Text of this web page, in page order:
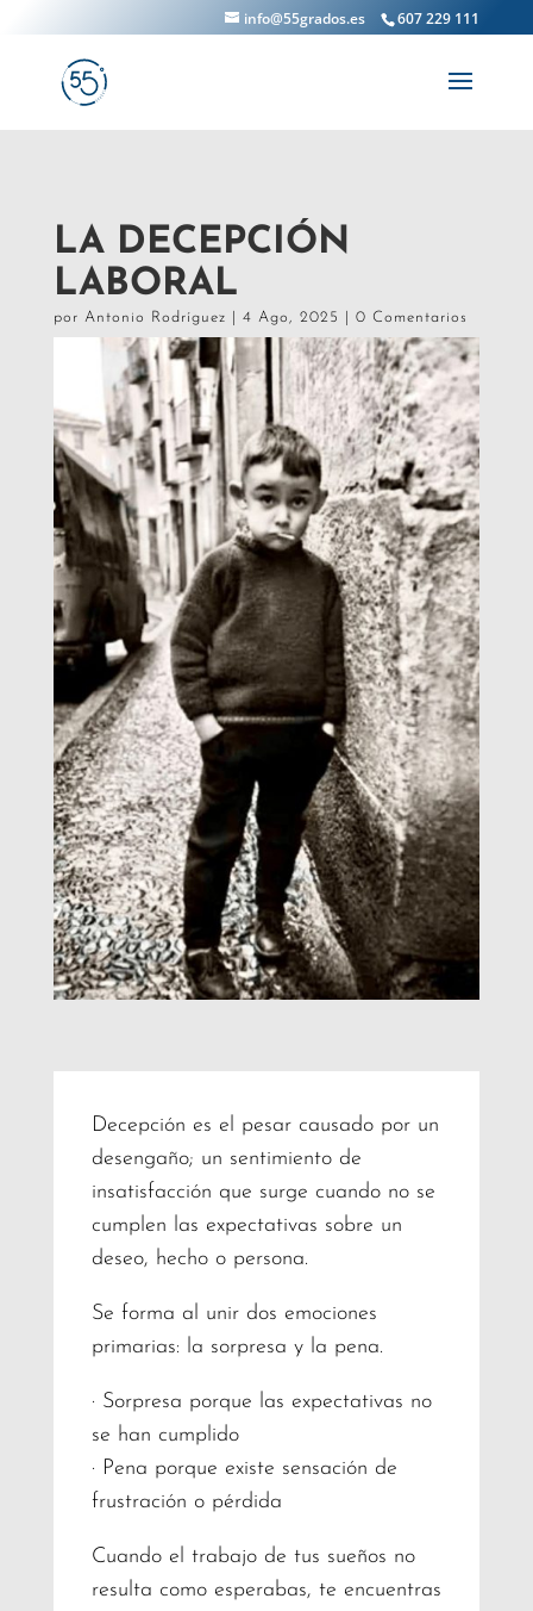
607 229 111
info@55grados.es
LA DECEPCIÓN
LABORAL
por Antonio Rodríguez 4 Ago, 2025 0 Comentarios
Decepción es el pesar causado por un
desengaño;​ un sentimiento de
insatisfacción que surge cuando no se
cumplen las expectativas sobre un
deseo, hecho o persona.
Se forma al unir dos emociones
primarias: la sorpresa y la pena.
· Sorpresa porque las expectativas no
se han cumplido
· Pena porque existe sensación de
frustración o pérdida
Cuando el trabajo de tus sueños no
resulta como esperabas, te encuentras